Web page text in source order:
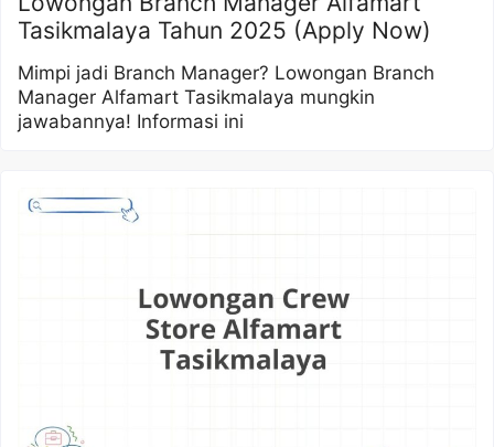
Tasikmalaya Tahun 2025 (Apply Now)
Mimpi jadi Branch Manager? Lowongan Branch
Manager Alfamart Tasikmalaya mungkin
jawabannya! Informasi ini